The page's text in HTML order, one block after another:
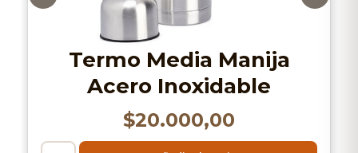
Termo Media Manija
Acero Inoxidable
$20.000,00